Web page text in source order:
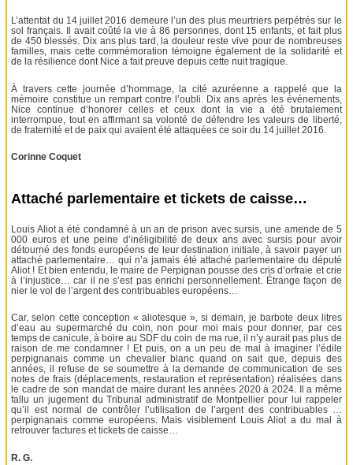
L’attentat du 14 juillet 2016 demeure l’un des plus meurtriers perpétrés sur le
sol français. Il avait coûté la vie à 86 personnes, dont 15 enfants, et fait plus
de 450 blessés. Dix ans plus tard, la douleur reste vive pour de nombreuses
familles, mais cette commémoration témoigne également de la solidarité et
de la résilience dont Nice a fait preuve depuis cette nuit tragique.
À travers cette journée d’hommage, la cité azuréenne a rappelé que la
mémoire constitue un rempart contre l’oubli. Dix ans après les événements,
Nice continue d’honorer celles et ceux dont la vie a été brutalement
interrompue, tout en affirmant sa volonté de défendre les valeurs de liberté,
de fraternité et de paix qui avaient été attaquées ce soir du 14 juillet 2016.
Corinne Coquet
Attaché parlementaire et tickets de caisse…
Louis Aliot a été condamné à un an de prison avec sursis, une amende de 5
000 euros et une peine d’inéligibilité de deux ans avec sursis pour avoir
détourné des fonds européens de leur destination initiale, à savoir payer un
attaché parlementaire… qui n’a jamais été attaché parlementaire du député
Aliot ! Et bien entendu, le maire de Perpignan pousse des cris d’orfraie et crie
à l’injustice… car il ne s’est pas enrichi personnellement. Étrange façon de
nier le vol de l’argent des contribuables européens…
Car, selon cette conception « aliotesque », si demain, je barbote deux litres
d’eau au supermarché du coin, non pour moi mais pour donner, par ces
temps de canicule, à boire au SDF du coin de ma rue, il n’y aurait pas plus de
raison de me condamner ! Et puis, on a un peu de mal à imaginer l’édile
perpignanais comme un chevalier blanc quand on sait que, depuis des
années, il refuse de se soumettre à la demande de communication de ses
notes de frais (déplacements, restauration et représentation) réalisées dans
le cadre de son mandat de maire durant les années 2020 à 2024. Il a même
fallu un jugement du Tribunal administratif de Montpellier pour lui rappeler
qu’il est normal de contrôler l’utilisation de l’argent des contribuables …
perpignanais comme européens. Mais visiblement Louis Aliot a du mal à
retrouver factures et tickets de caisse…
R. G.